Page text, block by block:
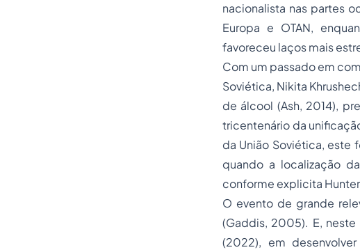
nacionalista nas partes
Europa e OTAN,
favoreceu laços mais
Com um passado em
Soviética, Nikita
de álcool (Ash, 2014),
tricentenário da
da União Soviética, este
quando a localização
conforme explicita
O evento de grande
(Gaddis, 2005). E,
(2022), em